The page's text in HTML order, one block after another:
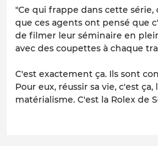
"Ce qui frappe dans cette
que ces agents ont pensé que
de filmer leur séminaire en
avec des coupettes à chaque
C'est exactement ça. Ils sont
Pour eux, réussir sa vie, c'est ça,
matérialisme. C'est la Rolex de